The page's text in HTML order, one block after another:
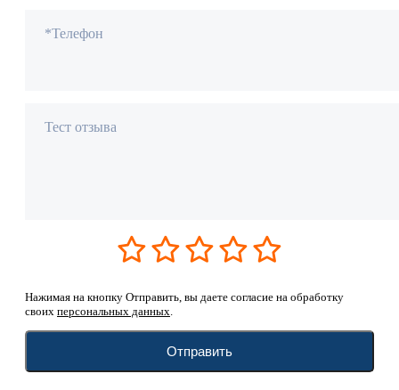
*Телефон
Тест отзыва
Нажимая на кнопку Отправить, вы даете согласие на обработку
своих персональных данных.
Отправить